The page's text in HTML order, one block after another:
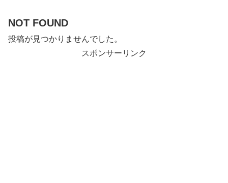
NOT FOUND
投稿が見つかりませんでした。
スポンサーリンク